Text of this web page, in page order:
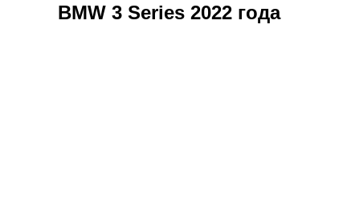
BMW 3 Series 2022 года